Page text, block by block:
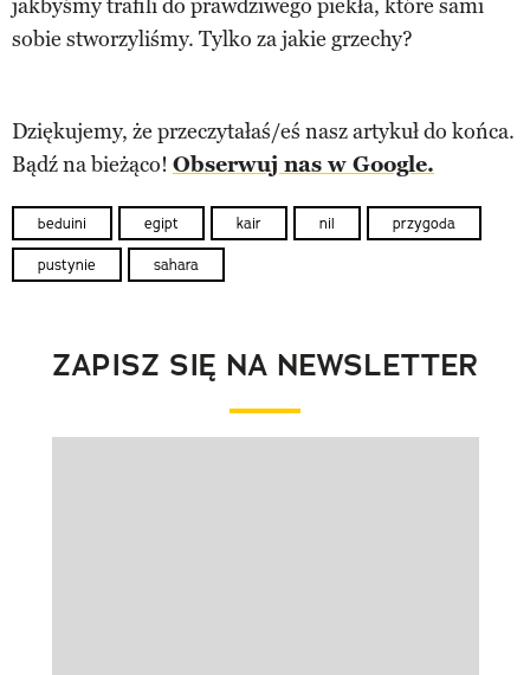
jakbyśmy trafili do prawdziwego piekła, które sami
sobie stworzyliśmy. Tylko za jakie grzechy?
Dziękujemy, że przeczytałaś/eś nasz artykuł do końca.
Bądź na bieżąco! Obserwuj nas w Google.
beduini egipt kair nil przygoda
pustynie sahara
ZAPISZ SIĘ NA NEWSLETTER